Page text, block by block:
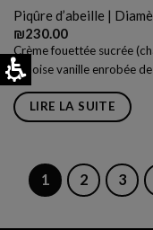
Piqûre d’abeille |
₪230.00
Crème fouettée sucrée
génoise vanille enrobée
LIRE LA SUITE
1 2 3